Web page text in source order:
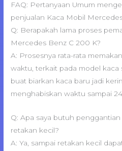
FAQ: Pertanyaan Umum
penjualan Kaca Mobil
Q: Berapakah lama proses
Mercedes Benz C 200 K?
A: Prosesnya rata-rata
waktu, terkait pada model
buat biarkan kaca baru jadi
menghabiskan waktu sampai
Q: Apa saya butuh
retakan kecil?
A: Ya, sampai retakan kecil